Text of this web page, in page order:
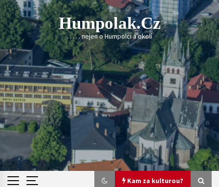
Skip
to
content
Humpolak.cz
. . . . . nejen o Humpolci a okolí
Kam za kulturou?